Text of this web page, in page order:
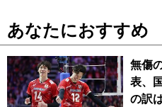
あなたにおすすめ
無傷
表、
の訳